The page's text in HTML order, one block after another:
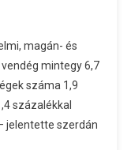
magán- és
mintegy 6,7
száma 1,9
százalékkal
jelentette szerdán